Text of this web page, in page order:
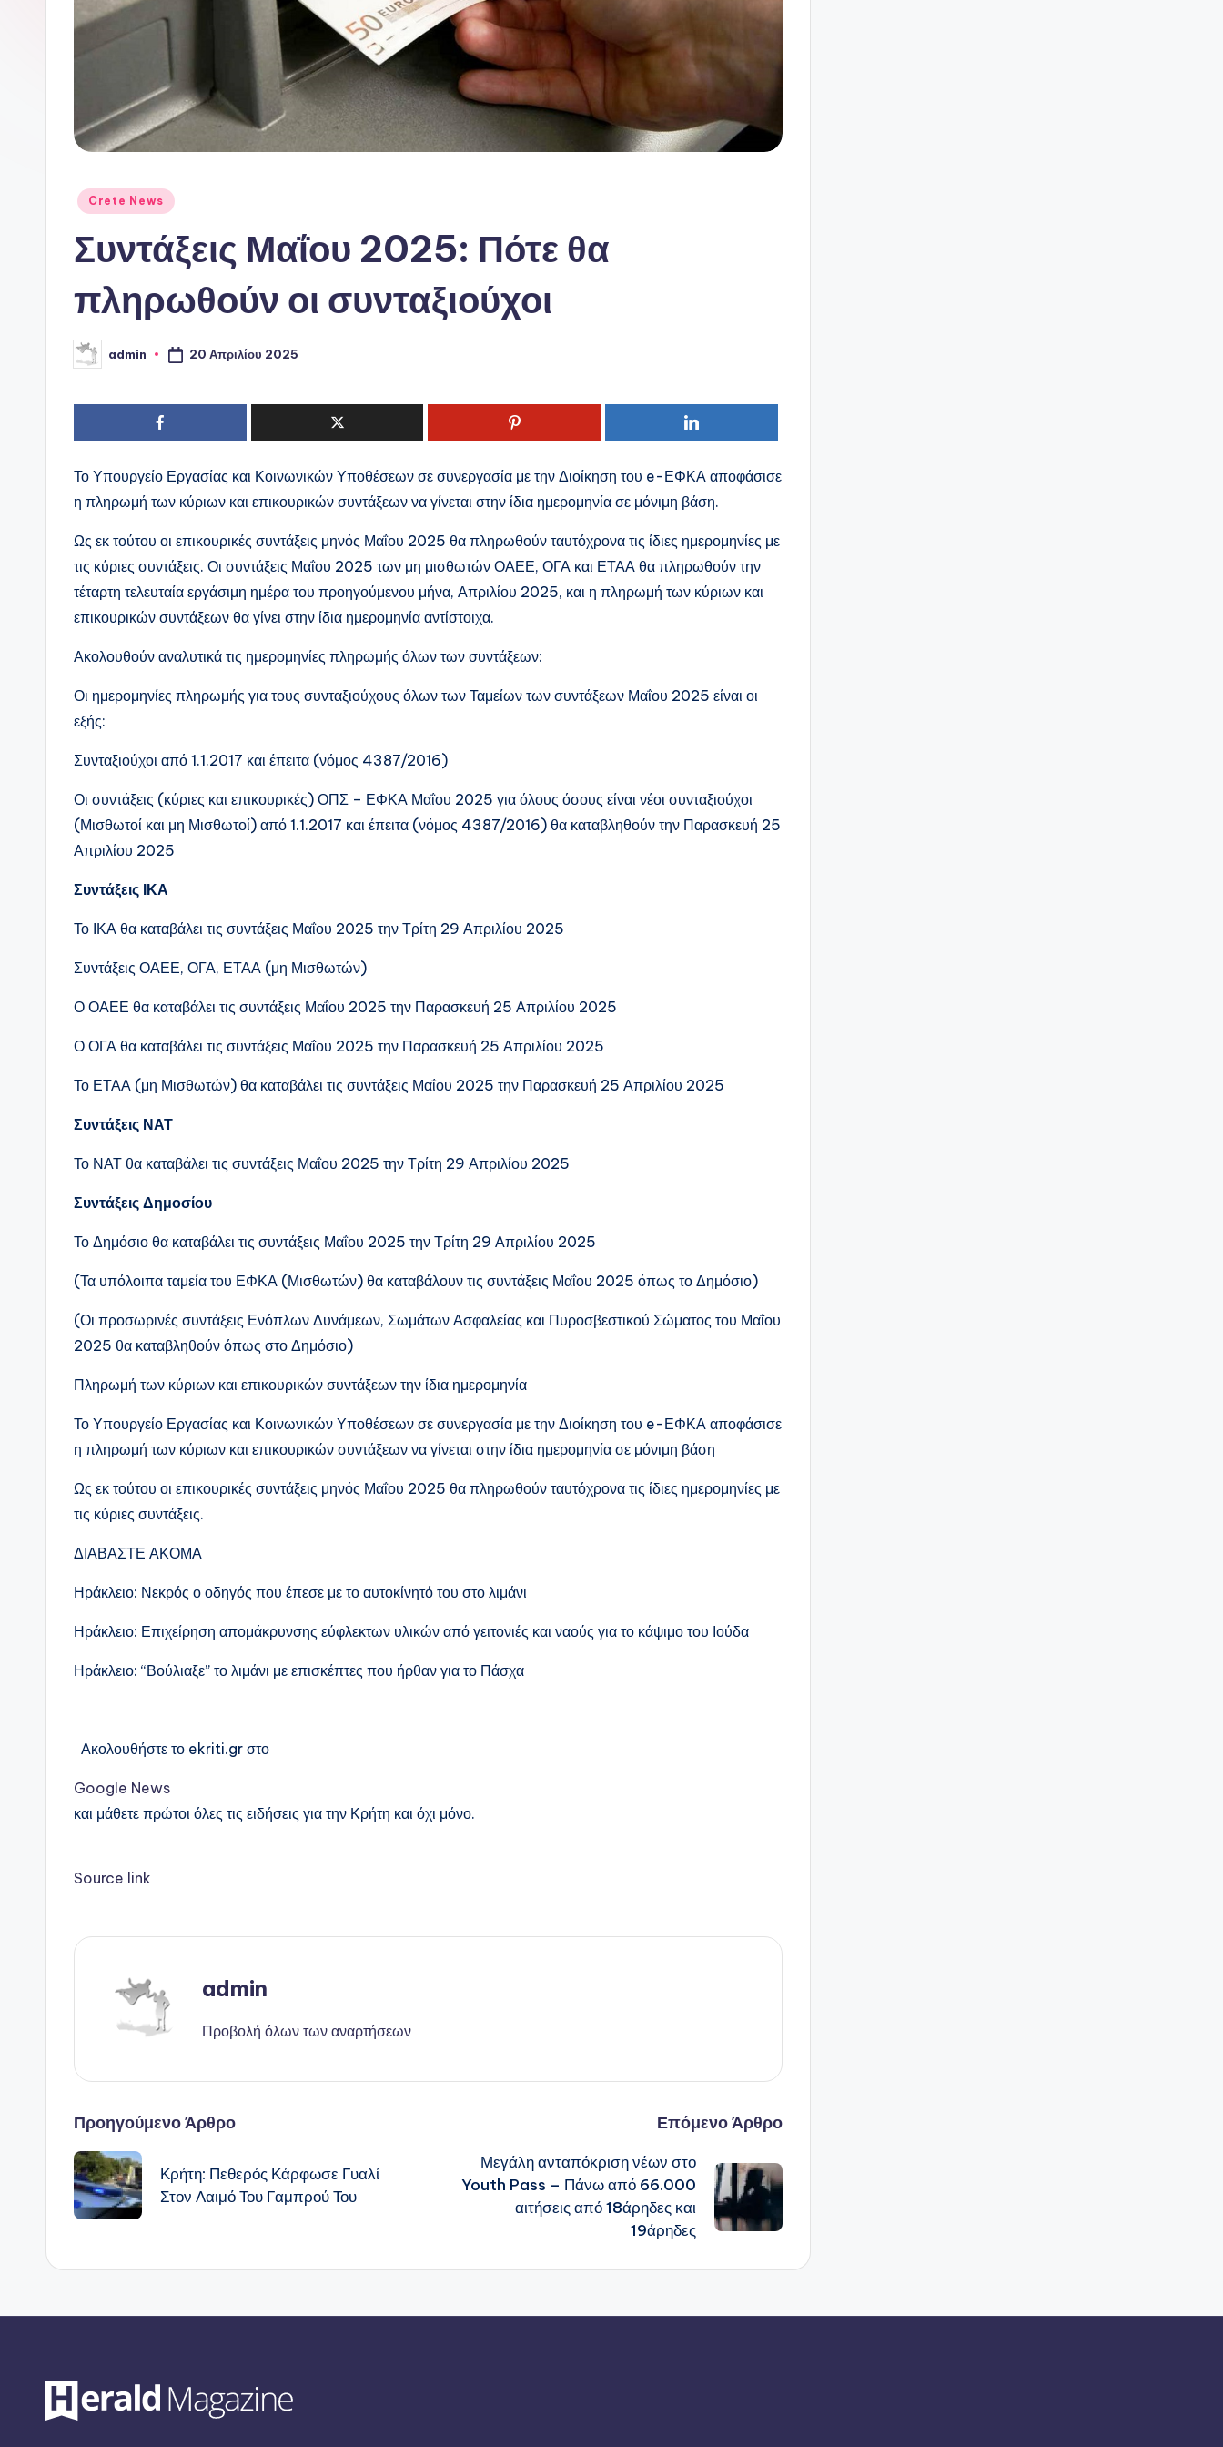
Αναρτήθηκε
Crete News
Συντάξεις Μαΐου 2025: Πότε θα
πληρωθούν οι συνταξιούχοι
Συγγραφέας:
admin 20 Απριλίου 2025
Το Υπουργείο Εργασίας και Κοινωνικών Υποθέσεων σε συνεργασία με την Διοίκηση του e-ΕΦΚΑ αποφάσισε
η πληρωμή των κύριων και επικουρικών συντάξεων να γίνεται στην ίδια ημερομηνία σε μόνιμη βάση.
Ως εκ τούτου οι επικουρικές συντάξεις μηνός Μαΐου 2025 θα πληρωθούν ταυτόχρονα τις ίδιες ημερομηνίες με
τις κύριες συντάξεις. Οι συντάξεις Μαΐου 2025 των μη μισθωτών ΟΑΕΕ, ΟΓΑ και ΕΤΑΑ θα πληρωθούν την
τέταρτη τελευταία εργάσιμη ημέρα του προηγούμενου μήνα, Απριλίου 2025, και η πληρωμή των κύριων και
επικουρικών συντάξεων θα γίνει στην ίδια ημερομηνία αντίστοιχα.
Ακολουθούν αναλυτικά τις ημερομηνίες πληρωμής όλων των συντάξεων:
Οι ημερομηνίες πληρωμής για τους συνταξιούχους όλων των Ταμείων των συντάξεων Μαΐου 2025 είναι οι
εξής:
Συνταξιούχοι από 1.1.2017 και έπειτα (νόμος 4387/2016)
Οι συντάξεις (κύριες και επικουρικές) ΟΠΣ – ΕΦΚΑ Μαΐου 2025 για όλους όσους είναι νέοι συνταξιούχοι
(Μισθωτοί και μη Μισθωτοί) από 1.1.2017 και έπειτα (νόμος 4387/2016) θα καταβληθούν την Παρασκευή 25
Απριλίου 2025
Συντάξεις ΙΚΑ
Το ΙΚΑ θα καταβάλει τις συντάξεις Μαΐου 2025 την Τρίτη 29 Απριλίου 2025
Συντάξεις ΟΑΕΕ, ΟΓΑ, ΕΤΑΑ (μη Μισθωτών)
Ο ΟΑΕΕ θα καταβάλει τις συντάξεις Μαΐου 2025 την Παρασκευή 25 Απριλίου 2025
Ο ΟΓΑ θα καταβάλει τις συντάξεις Μαΐου 2025 την Παρασκευή 25 Απριλίου 2025
Το ΕΤΑΑ (μη Μισθωτών) θα καταβάλει τις συντάξεις Μαΐου 2025 την Παρασκευή 25 Απριλίου 2025
Συντάξεις ΝΑΤ
Το ΝΑΤ θα καταβάλει τις συντάξεις Μαΐου 2025 την Τρίτη 29 Απριλίου 2025
Συντάξεις Δημοσίου
Το Δημόσιο θα καταβάλει τις συντάξεις Μαΐου 2025 την Τρίτη 29 Απριλίου 2025
(Τα υπόλοιπα ταμεία του ΕΦΚΑ (Μισθωτών) θα καταβάλουν τις συντάξεις Μαΐου 2025 όπως το Δημόσιο)
(Οι προσωρινές συντάξεις Ενόπλων Δυνάμεων, Σωμάτων Ασφαλείας και Πυροσβεστικού Σώματος του Μαΐου
2025 θα καταβληθούν όπως στο Δημόσιο)
Πληρωμή των κύριων και επικουρικών συντάξεων την ίδια ημερομηνία
Το Υπουργείο Εργασίας και Κοινωνικών Υποθέσεων σε συνεργασία με την Διοίκηση του e-ΕΦΚΑ αποφάσισε
η πληρωμή των κύριων και επικουρικών συντάξεων να γίνεται στην ίδια ημερομηνία σε μόνιμη βάση
Ως εκ τούτου οι επικουρικές συντάξεις μηνός Μαΐου 2025 θα πληρωθούν ταυτόχρονα τις ίδιες ημερομηνίες με
τις κύριες συντάξεις.
ΔΙΑΒΑΣΤΕ ΑΚΟΜΑ
Ηράκλειο: Νεκρός ο οδηγός που έπεσε με το αυτοκίνητό του στο λιμάνι
Ηράκλειο: Επιχείρηση απομάκρυνσης εύφλεκτων υλικών από γειτονιές και ναούς για το κάψιμο του Ιούδα
Ηράκλειο: “Βούλιαξε” το λιμάνι με επισκέπτες που ήρθαν για το Πάσχα
Ακολουθήστε το ekriti.gr στο
Google News
και μάθετε πρώτοι όλες τις ειδήσεις για την Κρήτη και όχι μόνο.
Source link
admin
Προβολή όλων των αναρτήσεων
Πλοήγηση
δημοσιεύσεων
Προηγούμενο Άρθρο
Κρήτη: Πεθερός Κάρφωσε Γυαλί
Στον Λαιμό Του Γαμπρού Του
Επόμενο Άρθρο
Μεγάλη ανταπόκριση νέων στο
Youth Pass – Πάνω από 66.000
αιτήσεις από 18άρηδες και
19άρηδες